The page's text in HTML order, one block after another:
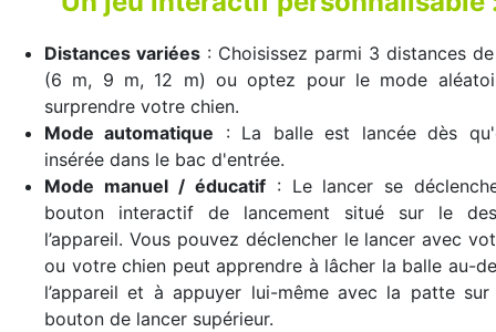
Distances variées : Choisissez parmi 3 distances
(6 m, 9 m, 12 m) ou optez pour le mode
surprendre votre chien.
Mode automatique : La balle est lancée dès
insérée dans le bac d'entrée.
Mode manuel / éducatif: Le lancer se
bouton interactif de lancement situé sur le
l’appareil. Vous pouvez déclencher le lancer avec
ou votre chien peut apprendre à lâcher la balle au-
l’appareil et à appuyer lui-même avec la patte
bouton de lancer supérieur.